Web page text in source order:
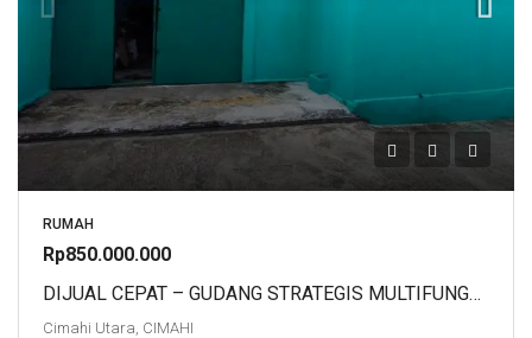
RUMAH
Rp850.000.000
DIJUAL CEPAT – GUDANG STRATEGIS MULTIFUNGSICocok Untuk Hunian, Kantor, Gudang, Atau Investasi Lahan Parkir Lokasi: Komp. Padasuka Indah, Ngamprah
Cimahi Utara, CIMAHI